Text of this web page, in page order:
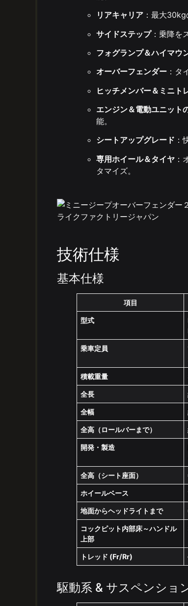
リアキャリア ：最大
サイドステップ：乗降を
フォグランプ＆ハイマウ
オーバーフェンダー ：タ
ヒッチメンバー＆ミニト
エンジン＆電動ユニット
能。
シートアップグレード ：
専用ホイール＆タイヤ ：
タマイズ。
技術仕様
基本仕様
項目
型式
乗車定員
積載重量
全長
全幅
全高（ロールバーまで）
開発・製造
全高（シート座面）
ホイールベース
地面からヘッドライトまで
コックピット内部床～ハンドル
上部
トレッド (Fr/Rr)
駆動系 & サスペンショ